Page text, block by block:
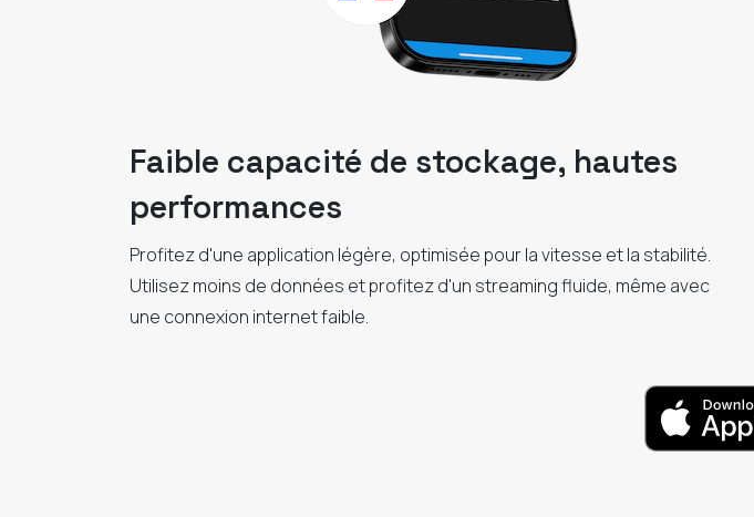
Faible capacité de stockage, hautes
performances
Profitez d'une application légère, optimisée pour la vitesse et la stabilité.
Utilisez moins de données et profitez d'un streaming fluide, même avec
une connexion internet faible.